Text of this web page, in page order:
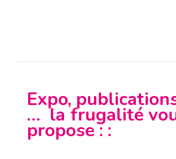
Expo,
… la frugalité
propose : :